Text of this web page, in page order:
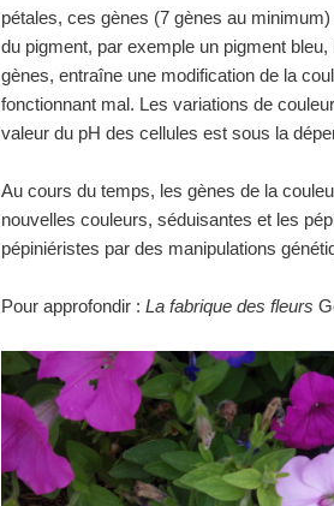
pétales, ces gènes (7 gènes au
du pigment, par exemple un pigment bleu,
gènes, entraîne une modification de la
fonctionnant mal. Les variations de
valeur du pH des cellules est sous la
Au cours du temps, les gènes de la
nouvelles couleurs, séduisantes et les
pépiniéristes par des manipulations
Pour approfondir : La fabrique des fleurs